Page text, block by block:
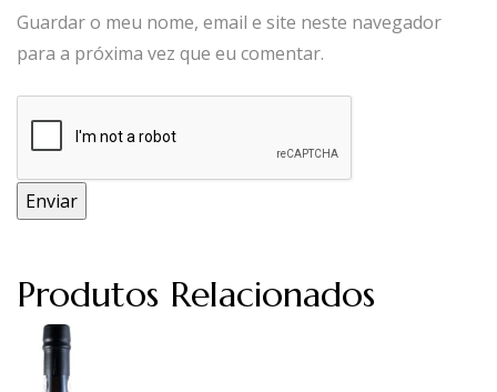
Guardar o meu nome, email e site neste navegador
para a próxima vez que eu comentar.
Produtos Relacionados